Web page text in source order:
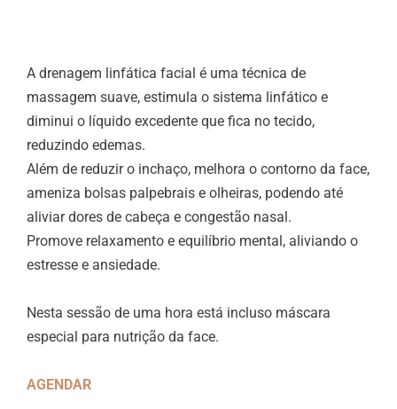
A drenagem linfática facial é uma técnica de
massagem suave, estimula o sistema linfático e
diminui o líquido excedente que fica no tecido,
reduzindo edemas.
Além de reduzir o inchaço, melhora o contorno da face,
ameniza bolsas palpebrais e olheiras, podendo até
aliviar dores de cabeça e congestão nasal.
Promove relaxamento e equilíbrio mental, aliviando o
estresse e ansiedade.
Nesta sessão de uma hora está incluso máscara
especial para nutrição da face.
AGENDAR